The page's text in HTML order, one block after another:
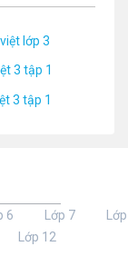
lớp 3
3 tập 1
3 tập 1
6 Lớp 7
Lớp
Lớp 12